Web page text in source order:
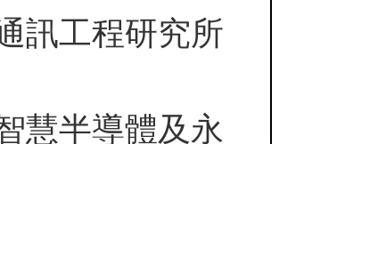
訊工程研究所
慧半導體及永